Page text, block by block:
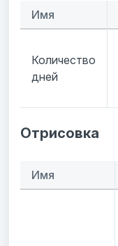
Имя
Количество
дней
Отрисовка
Имя